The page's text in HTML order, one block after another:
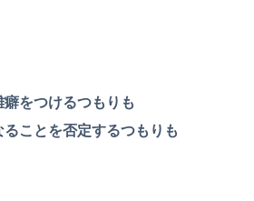
をつけるつもりも
ことを否定するつもりも